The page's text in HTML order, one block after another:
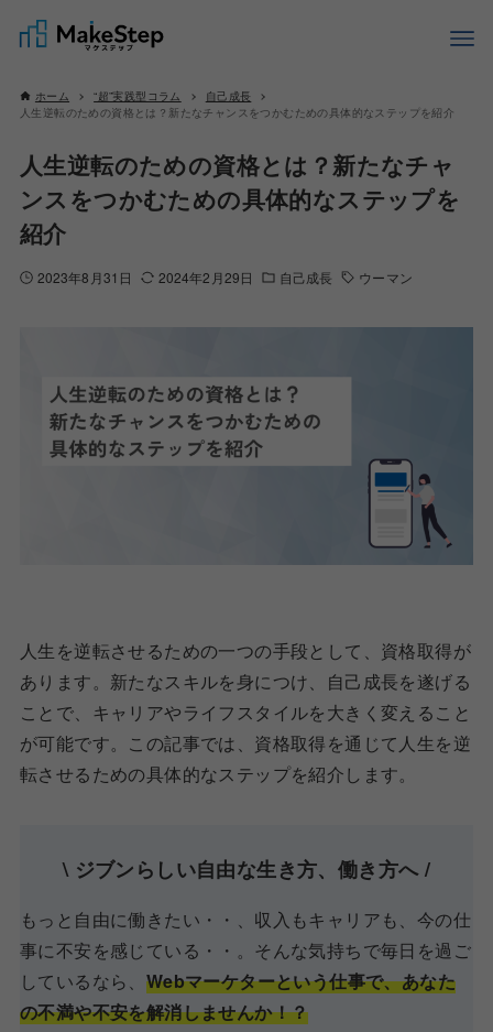
ホーム “超”実践型コラム
自己成長
人生逆転のための資格とは？新たなチャンスをつかむための具体的なステップを紹介
人生逆転のための資格とは？新たなチャ
ンスをつかむための具体的なステップを
紹介
2023年8月31日 2024年2月29日 自己成長 ウーマン
人生を逆転させるための一つの手段として、資格取得が
あります。新たなスキルを身につけ、自己成長を遂げる
ことで、キャリアやライフスタイルを大きく変えること
が可能です。この記事では、資格取得を通じて人生を逆
転させるための具体的なステップを紹介します。
\ ジブンらしい自由な生き方、働き方へ /
もっと自由に働きたい・・、収入もキャリアも、今の仕
事に不安を感じている・・。そんな気持ちで毎日を過ご
しているなら、 Webマーケターという仕事で、あなた
の不満や不安を解消しませんか！？